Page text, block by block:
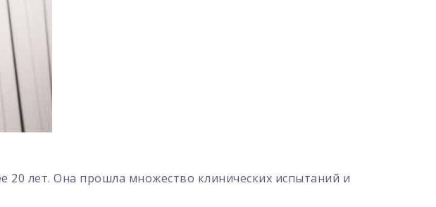
20 лет. Она прошла множество клинических испытаний и